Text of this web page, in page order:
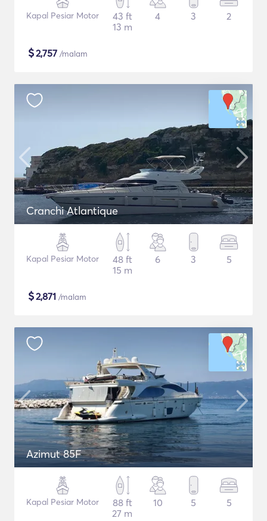
Kapal Pesiar Motor
43 ft
13 m
4 3 2
$2,757 /malam
Cranchi Atlantique
Kapal Pesiar Motor
48 ft
15 m
6 3 5
$2,871 /malam
Azimut 85F
Kapal Pesiar Motor
88 ft
27 m
10 5 5